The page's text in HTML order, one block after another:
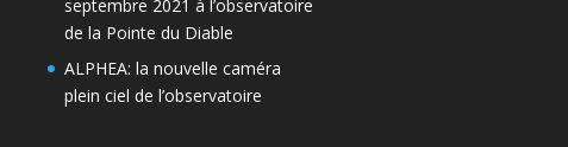
septembre 2021 à l’observatoire
de la Pointe du Diable
ALPHEA: la nouvelle caméra
plein ciel de l’observatoire